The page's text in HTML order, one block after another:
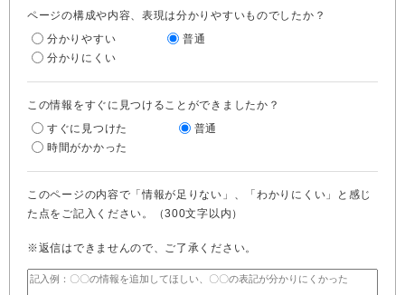
ページの構成や内容、表現は分かりやすいものでしたか？
分かりやすい
普通
分かりにくい
この情報をすぐに見つけることができましたか？
すぐに見つけた
普通
時間がかかった
このページの内容で「情報が足りない」、「わかりにくい」と感じ
た点をご記入ください。（300文字以内）
※返信はできませんので、ご了承ください。